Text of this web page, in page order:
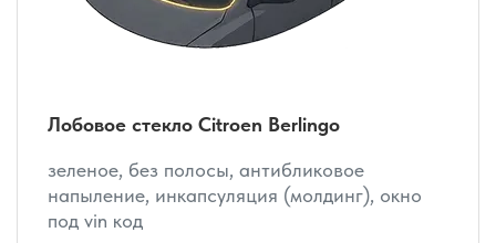
Лобовое стекло Citroen Berlingo
зеленое, без полосы, антибликовое
напыление, инкапсуляция (молдинг), окно
под vin код